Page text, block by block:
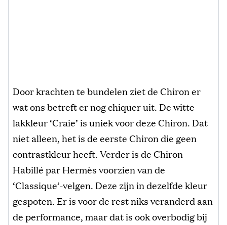
Door krachten te bundelen ziet de Chiron er
wat ons betreft er nog chiquer uit. De witte
lakkleur ‘Craie’ is uniek voor deze Chiron. Dat
niet alleen, het is de eerste Chiron die geen
contrastkleur heeft. Verder is de Chiron
Habillé par Hermès voorzien van de
‘Classique’-velgen. Deze zijn in dezelfde kleur
gespoten. Er is voor de rest niks veranderd aan
de performance, maar dat is ook overbodig bij